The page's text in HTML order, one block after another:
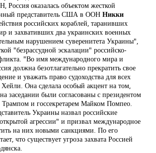
Россия оказалась объектом жесткой
представитель США в ООН Никки
российских кораблей, таранивших
и захвативших два украинских военных
нарушением суверенитета Украины",
"безрассудной эскалации" российско-
"Во имя международного мира и
должна безотлагательно прекратить свое
и уважать право судоходства для всех
Хейли. Она сделала особый акцент на том,
заседании были согласованы с президентом
и госсекретарем Майком Помпео.
Украины назвал российские
агрессии" и призвал международное
на них новыми санкциями. По его
что существует угроза захвата Россией